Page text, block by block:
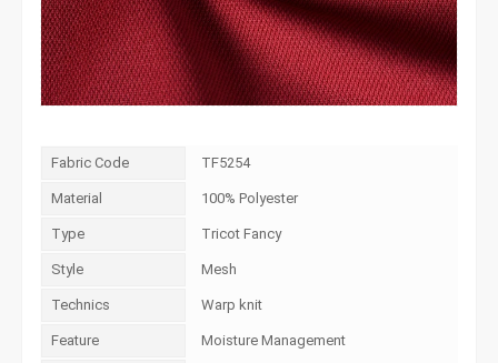
Fabric Code TF5254
Material 100% Polyester
Type Tricot Fancy
Style Mesh
Technics Warp knit
Feature Moisture Management